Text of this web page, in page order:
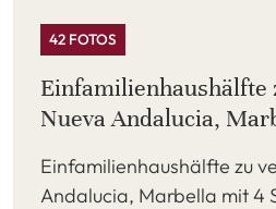
42 FOTOS
Einfamilienhaushälfte
Nueva Andalucia,
Einfamilienhaushälfte zu
Andalucia, Marbella mit 4